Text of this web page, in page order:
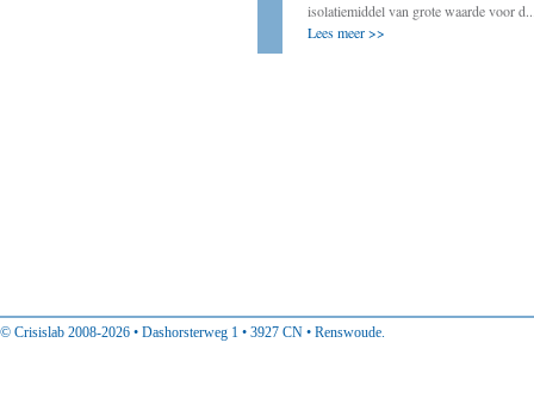
isolatiemiddel van grote waarde voor
Lees meer >>
© Crisislab 2008-2026 • Dashorsterweg 1 • 3927 CN • Renswoude.